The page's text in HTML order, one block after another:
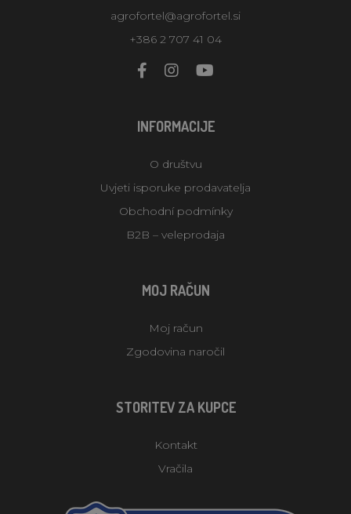
agrofortel@agrofortel.si
+386 2 707 41 04
INFORMACIJE
O društvu
Uvjeti isporuke prodavatelja
Obchodní podmínky
B2B – veleprodaja
MOJ RAČUN
Moj račun
Zgodovina naročil
STORITEV ZA KUPCE
Kontakt
Vračila